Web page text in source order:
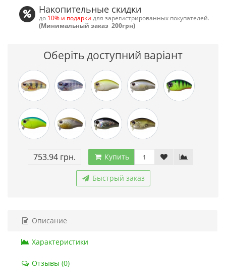
Накопительные скидки
до 10% и подарки для зарегистрированных покупателей.
(Минимальный заказ 200грн)
Оберіть доступний варіант
753.94 грн. Купить
Быстрый заказ
Описание
Характеристики
Отзывы (0)